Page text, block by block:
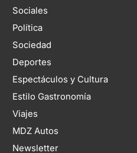
Sociales
Política
Sociedad
Deportes
Espectáculos y Cultura
Estilo Gastronomía
Viajes
MDZ Autos
Newsletter